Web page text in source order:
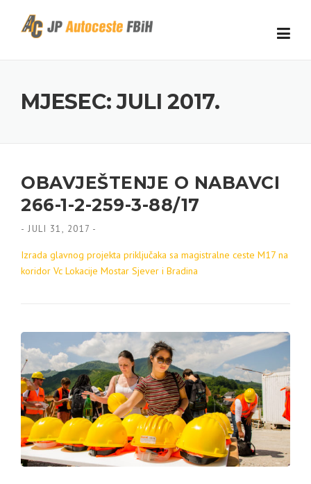
MJESEC: JULI 2017.
OBAVJEŠTENJE O NABAVCI
266-1-2-259-3-88/17
- JULI 31, 2017 -
Izrada glavnog projekta priključaka sa magistralne ceste M17 na
koridor Vc Lokacije Mostar Sjever i Bradina